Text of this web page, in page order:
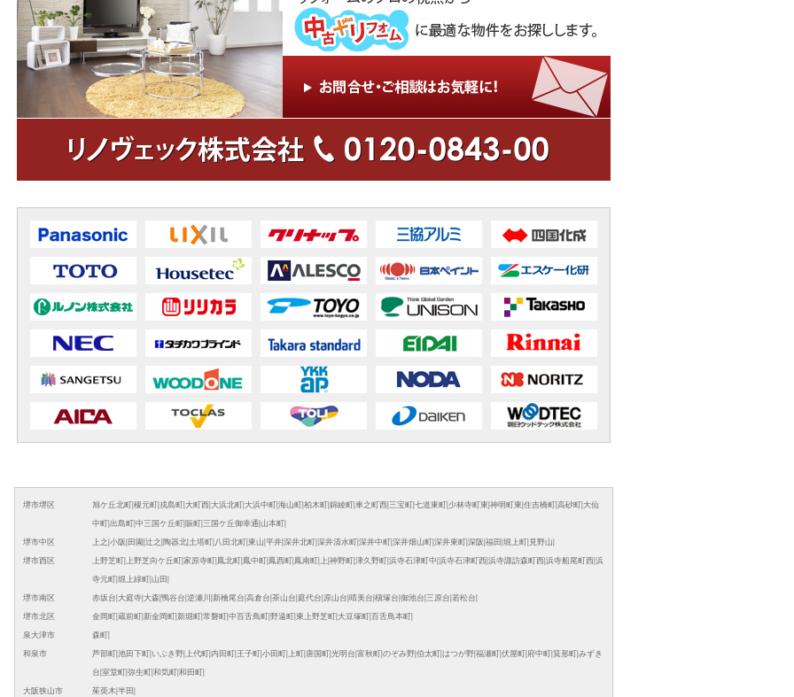
堺市堺区 旭ケ丘北町| 榎元町| 戎島町| 大町西| 大浜北町| 大浜中町| 海山町| 柏木町| 錦綾町| 車之町西| 三宝町| 七道東町| 少林寺町東 神明町東 住吉橋町| 高砂町| 大仙
中町| 出島町| 中三国ケ丘町| 賑町| 三国ケ丘御幸通 山本町|
堺市中区 上之 小阪 田園 辻之 陶器北| 土塔町| 八田北町| 東山 平井| 深井北町| 深井清水町| 深井中町| 深井畑山町| 深井東町| 深阪 福田 堀上町| 見野山
堺市西区 上野芝町| 上野芝向ケ丘町| 家原寺町| 鳳北町| 鳳中町| 鳳西町| 鳳南町| 上 神野町| 津久野町| 浜寺石津町中 浜寺石津町西| 浜寺諏訪森町西| 浜寺船尾町西| 浜
寺元町| 堀上緑町| 山田
堺市南区 赤坂台 大庭寺| 大森 鴨谷台 逆瀬川 新檜尾台 高倉台 茶山台 庭代台 原山台 晴美台 槇塚台 御池台 三原台 若松台
堺市北区 金岡町| 蔵前町| 新金岡町| 新堀町| 常磐町| 中百舌鳥町| 野遠町| 東上野芝町| 大豆塚町| 百舌鳥本町|
泉大津市 森町|
和泉市 芦部町| 池田下町| いぶき野| 上代町| 内田町| 王子町| 小田町| 上町| 唐国町| 光明台 富秋町| のぞみ野| 伯太町| はつが野| 福瀬町| 伏屋町| 府中町| 箕形町| みずき
台 室堂町| 弥生町| 和気町| 和田町|
大阪狭山市 茱萸木| 半田